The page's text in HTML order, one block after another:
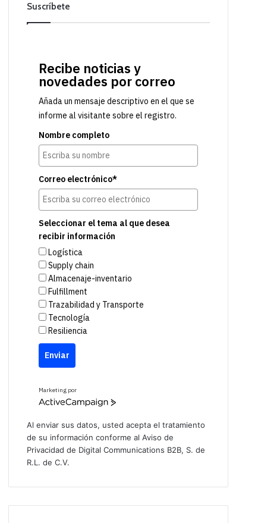
Suscríbete
Recibe noticias y
novedades por correo
Añada un mensaje descriptivo en el que se
informe al visitante sobre el registro.
Nombre completo
Correo electrónico*
Seleccionar el tema al que desea
recibir información
Logística
Supply chain
Almacenaje-inventario
Fulfillment
Trazabilidad y Transporte
Tecnología
Resiliencia
Enviar
Marketing por
A
v
e
p
i
Al enviar sus datos, usted acepta el tratamiento
de su información conforme alAviso de
Privacidad de Digital Communications B2B, S. de
R.L. de C.V.